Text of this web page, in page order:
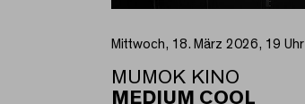
Mittwoch, 18. März 2026, 19 Uhr
MUMOK KINO
MEDIUM COOL